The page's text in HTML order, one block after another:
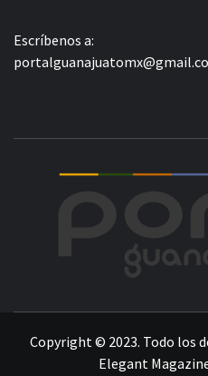
Escríbenos a:
Copyright © 2023. Todo los
Elegant